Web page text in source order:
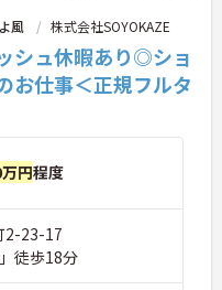
風 株式会社SOYOKAZE
シュ休暇あり◎ショ
お仕事＜正規フルタ
円程度
2-23-17
徒歩18分